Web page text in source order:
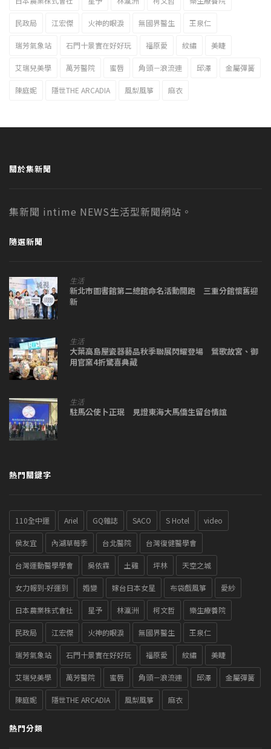
民政局 江宏傑 火神的眼淚 無國界醫生 王泉仁
瑞芳氣象站 石門十景實在好好玩 福原愛 紋繡 美睫
艾瑞兒美學 萬芳醫院 蜜唇 角頭－浪流連 邱澤 金屬彈簧
陳庭妮 隱世THE ARCADIA 風梨風箏 麻衣
關於集新聞
集新聞 intime NEWS生活型新聞網站。
隨選新聞
生活
新北市圖書館第二總館命名活動開跑 三重分館懷舊迎
新
生活
大葉高島屋瓷器藝品秋季聯展閃耀登場 鶯歌故宮、御
用官窯4折驚喜典藏
生活
駐馬公使卜正珉 見證東海大馬僑生留台情誼
熱門關鍵字
110全中運 Ariel GQ雜誌 SACO S Hotel video
侯友宜 內湖草莓季 台北醫院 台灣復健醫學會
台灣運動醫學學會 吳依霖 土雞 坪林 天空之城
女力報到-好運到 婚變 嫁台日本女星 布袋戲風箏 愛紗
日本農業株式會社 星予 林瀛洲 柯文哲 樂生療養院
民政局 江宏傑 火神的眼淚 無國界醫生 王泉仁
瑞芳氣象站 石門十景實在好好玩 福原愛 紋繡 美睫
艾瑞兒美學 萬芳醫院 蜜唇 角頭－浪流連 邱澤 金屬彈簧
陳庭妮 隱世THE ARCADIA 風梨風箏 麻衣
熱門分類